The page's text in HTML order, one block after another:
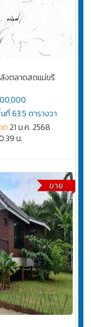
งตลาดสดแม่ขรี
ที่ 63.5 ตารางวา
ท 21 ม.ค. 2568
น.
ขาย